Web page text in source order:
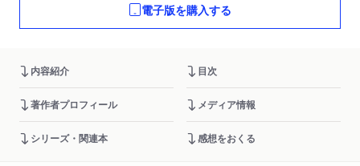
電子版を購入する
内容紹介 目次
著作者プロフィール メディア情報
シリーズ・関連本 感想をおくる